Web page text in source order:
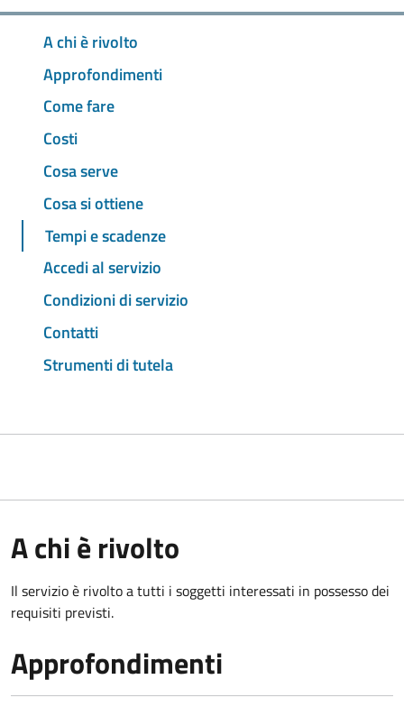
A chi è rivolto
Approfondimenti
Come fare
Costi
Cosa serve
Cosa si ottiene
Tempi e scadenze
Accedi al servizio
Condizioni di servizio
Contatti
Strumenti di tutela
A chi è rivolto
Il servizio è rivolto a tutti i soggetti interessati in possesso dei
requisiti previsti.
Approfondimenti